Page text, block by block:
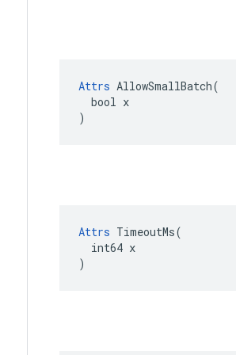
Attrs AllowSmallBatch(
  bool x
)
Attrs TimeoutMs(
  int64 x
)